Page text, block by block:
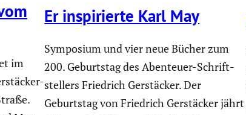
im
Er inspi­rierte Karl May
Symposium und vier neue Bücher zum
200. Geburtstag des Abenteuer-Schrift­
stel­lers Friedrich Gerstä­cker. Der
Geburtstag von Friedrich Gerstä­cker jährt